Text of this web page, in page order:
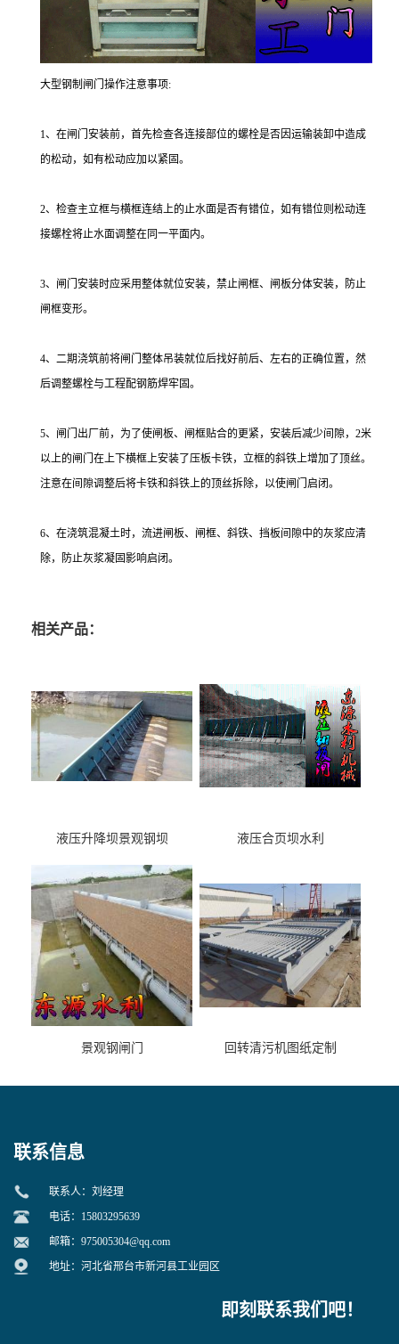
大型钢制闸门操作注意事项:
1、在闸门安装前，首先检查各连接部位的螺栓是否因运输装卸中造成
的松动，如有松动应加以紧固。
2、检查主立框与横框连结上的止水面是否有错位，如有错位则松动连
接螺栓将止水面调整在同一平面内。
3、闸门安装时应采用整体就位安装，禁止闸框、闸板分体安装，防止
闸框变形。
4、二期浇筑前将闸门整体吊装就位后找好前后、左右的正确位置，然
后调整螺栓与工程配钢筋焊牢固。
5、闸门出厂前，为了使闸板、闸框贴合的更紧，安装后减少间隙，2米
以上的闸门在上下横框上安装了压板卡铁，立框的斜铁上增加了顶丝。
注意在间隙调整后将卡铁和斜铁上的顶丝拆除，以使闸门启闭。
6、在浇筑混凝土时，流进闸板、闸框、斜铁、挡板间隙中的灰浆应清
除，防止灰浆凝固影响启闭。
相关产品：
液压升降坝景观钢坝 液压合页坝水利
景观钢闸门 回转清污机图纸定制
联系信息
联系人：刘经理
电话：15803295639
邮箱： 975005304@qq.com
地址：河北省邢台市新河县工业园区
即刻联系我们吧！